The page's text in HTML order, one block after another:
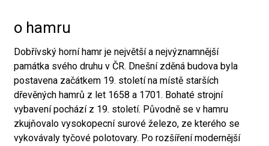
o hamru
Dobřívský horní hamr je největší a nejvýznamnější
památka svého druhu v ČR. Dnešní zděná budova byla
postavena začátkem 19. století na místě starších
dřevěných hamrů z let 1658 a 1701. Bohaté strojní
vybavení pochází z 19. století. Původně se v hamru
zkujňovalo vysokopecní surové železo, ze kterého se
vykovávaly tyčové polotovary. Po rozšíření modernější